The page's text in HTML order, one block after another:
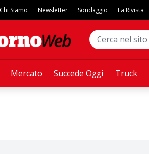
Mercato Succede Oggi Truck
Chi Siamo Newsletter Sondaggio La Rivista